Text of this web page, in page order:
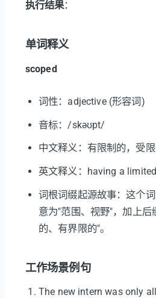
执行结果：
单词释义
scoped
词性：adjective (形容词)
音标：/skəʊpt/
中文释义：有限制的，受
英文释义：having a
词根词缀起源故事：这个
意为"范围、视野"，加上后
的、有界限的"。
工作场景例句
The new intern was only